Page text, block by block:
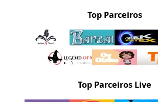
Top Parceiros
Top Parceiros Live